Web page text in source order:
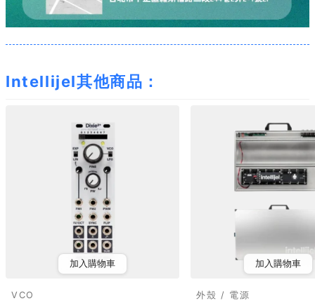
Intellijel其他商品：
加入購物車
VCO
加入購物車
外殼 / 電源